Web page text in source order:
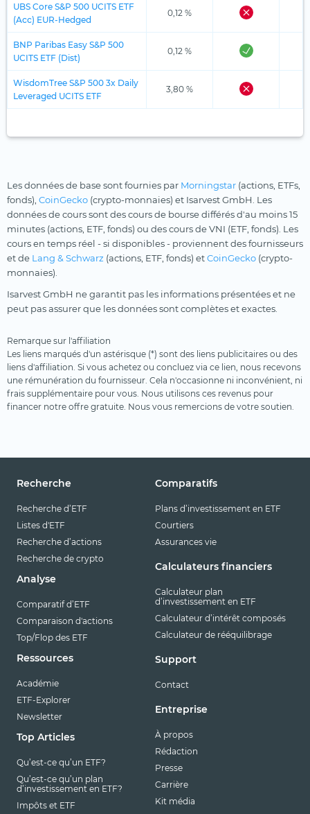
UBS Core S&P 500 UCITS ETF
(Acc) EUR-Hedged
0,12 %
BNP Paribas Easy S&P 500
UCITS ETF (Dist)
0,12 %
WisdomTree S&P 500 3x Daily
Leveraged UCITS ETF
3,80 %
Les données de base sont fournies par Morningstar (actions, ETFs,
fonds), CoinGecko (crypto-monnaies) et Isarvest GmbH. Les
données de cours sont des cours de bourse différés d'au moins 15
minutes (actions, ETF, fonds) ou des cours de VNI (ETF, fonds). Les
cours en temps réel - si disponibles - proviennent des fournisseurs
et de Lang & Schwarz (actions, ETF, fonds) etCoinGecko (crypto-
monnaies).
Isarvest GmbH ne garantit pas les informations présentées et ne
peut pas assurer que les données sont complètes et exactes.
Remarque sur l'affiliation
Les liens marqués d'un astérisque (*) sont des liens publicitaires ou des
liens d'affiliation. Si vous achetez ou concluez via ce lien, nous recevons
une rémunération du fournisseur. Cela n'occasionne ni inconvénient, ni
frais supplémentaire pour vous. Nous utilisons ces revenus pour
financer notre offre gratuite. Nous vous remercions de votre soutien.
Recherche
Recherche d’ETF
Listes d'ETF
Recherche d’actions
Recherche de crypto
Analyse
Comparatif d’ETF
Comparaison d'actions
Top/Flop des ETF
Ressources
Académie
ETF-Explorer
Newsletter
Top Articles
Qu’est-ce qu’un ETF?
Qu’est-ce qu’un plan
d’investissement en ETF?
Impôts et ETF
Comparatifs
Plans d’investissement en ETF
Courtiers
Assurances vie
Calculateurs financiers
Calculateur plan
d’investissement en ETF
Calculateur d’intérêt composés
Calculateur de rééquilibrage
Support
Contact
Entreprise
À propos
Rédaction
Presse
Carrière
Kit média